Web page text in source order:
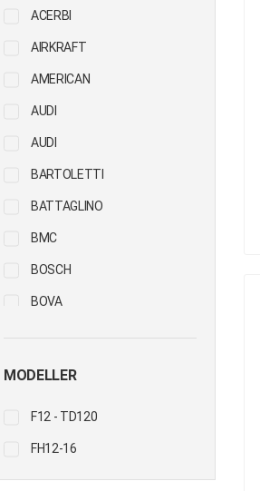
PARTS/ACCESSORIES
ACERBI
AIRKRAFT
AMERICAN
AUDI
AUDI
BARTOLETTI
BATTAGLINO
BMC
BOSCH
BOVA
MODELLER
F12 - TD120
FH12-16